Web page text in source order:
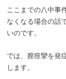
ここまでの八中事
なくなる場合の話
いのです。
では、膣痙攣を発
します。